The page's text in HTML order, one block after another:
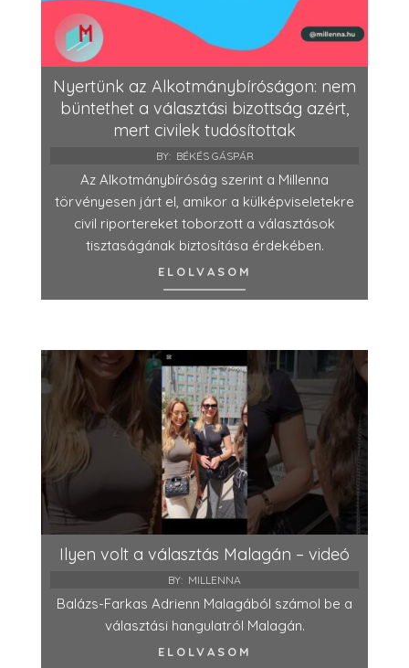
Nyertünk az Alkotmánybíróságon: nem
büntethet a választási bizottság azért,
mert civilek tudósítottak
BY: BÉKÉS GÁSPÁR
Az Alkotmánybíróság szerint a Millenna
törvényesen járt el, amikor a külképviseletekre
civil riportereket toborzott a választások
tisztaságának biztosítása érdekében.
ELOLVASOM
Ilyen volt a választás Malagán – videó
BY: MILLENNA
Balázs-Farkas Adrienn Malagából számol be a
választási hangulatról Malagán.
ELOLVASOM